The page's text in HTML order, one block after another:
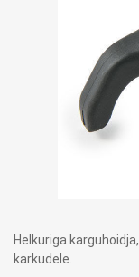
Helkuriga
karkudele.